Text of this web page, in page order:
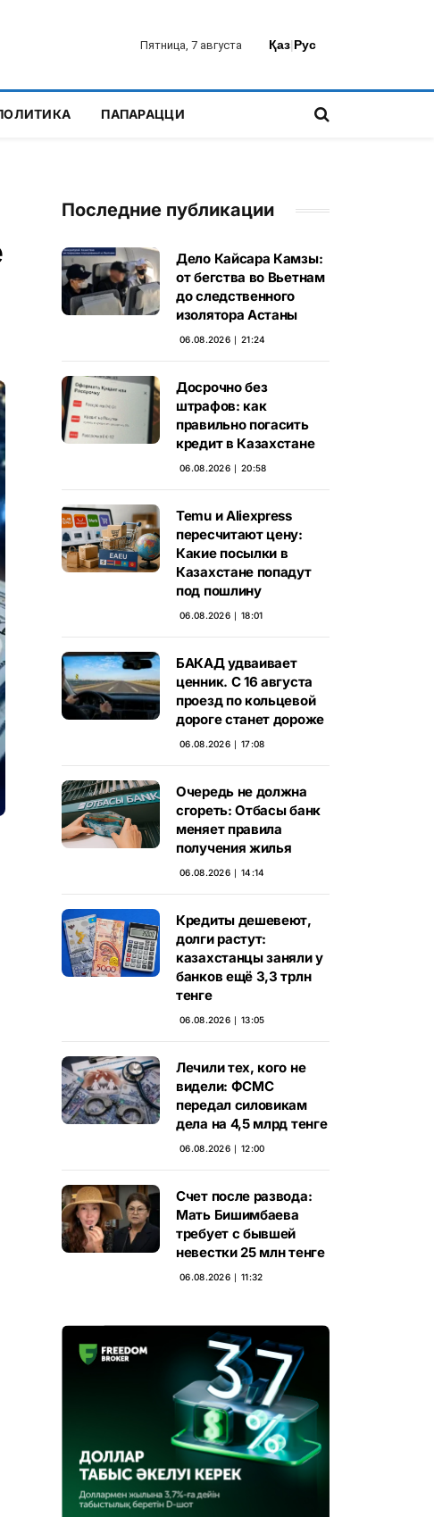
Пятница, 7 августа Қаз|Рус
ПАПАРАЦЦИ
Последние публикации
Дело Кайсара Камзы:
от бегства во Вьетнам
до следственного
изолятора Астаны
06.08.2026 ∣ 21:24
Досрочно без
штрафов: как
правильно погасить
кредит в Казахстане
06.08.2026 ∣ 20:58
Temu и Aliexpress
пересчитают цену:
Какие посылки в
Казахстане попадут
под пошлину
06.08.2026 ∣ 18:01
БАКАД удваивает
ценник. С 16 августа
проезд по кольцевой
дороге станет дороже
06.08.2026 ∣ 17:08
Очередь не должна
сгореть: Отбасы банк
меняет правила
получения жилья
06.08.2026 ∣ 14:14
Кредиты дешевеют,
долги растут:
казахстанцы заняли у
банков ещё 3,3 трлн
тенге
06.08.2026 ∣ 13:05
Лечили тех, кого не
видели: ФСМС
передал силовикам
дела на 4,5 млрд тенге
06.08.2026 ∣ 12:00
Счет после развода:
Мать Бишимбаева
требует с бывшей
невестки 25 млн тенге
06.08.2026 ∣ 11:32